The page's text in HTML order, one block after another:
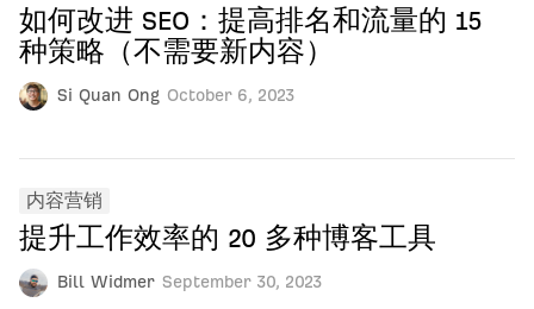
Si Quan Ong October 6, 2023
如何改进 SEO：提高排名和流量的 15
种策略（不需要新内容）
Bill Widmer September 30, 2023
内容营销
提升工作效率的 20 多种博客工具